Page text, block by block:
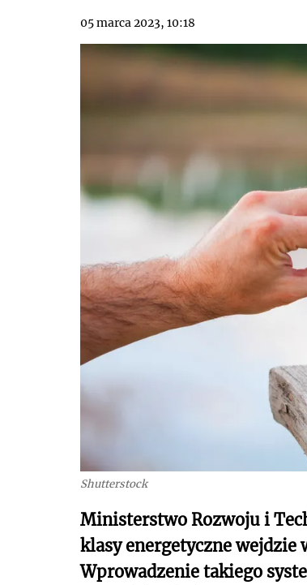
05 marca 2023, 10:18
Shutterstock
Ministerstwo Rozwoju i
klasy energetyczne wejdzie
Wprowadzenie takiego